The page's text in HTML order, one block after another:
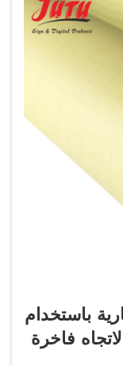
باستخدام
فاخرة